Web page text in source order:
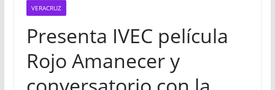
VERACRUZ
Presenta IVEC película
Rojo Amanecer y